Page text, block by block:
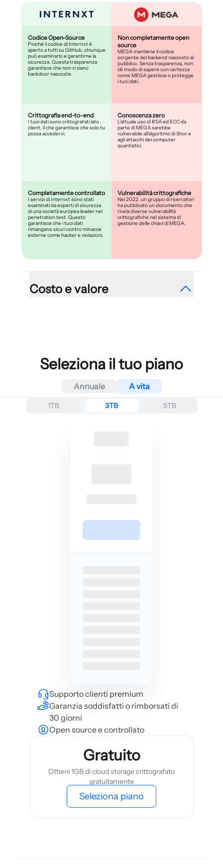
Codice Open-Source
Poiché il codice di Internxt è
aperto a tutti su GitHub, chiunque
può esaminarlo e garantirne la
sicurezza. Questa trasparenza
garantisce che non ci siano
backdoor nascoste.
Crittografia end-to-end
I tuoi dati sono crittografati lato
client, il che garantisce che solo tu
possa accedervi.
Completamente controllato
I servizi di Internxt sono stati
esaminati da esperti di sicurezza
di una società europea leader nei
penetration test. Questo
garantisce che i tuoi dati
rimangano sicuri contro minacce
esterne come hacker e violazioni.
Non completamente open
source
MEGA mantiene il codice
sorgente del backend nascosto al
pubblico. Senza trasparenza, non
c'è modo di sapere con certezza
come MEGA gestisce o protegge
i tuoi dati.
Conoscenza zero
L'attuale uso di RSA ed ECC da
parte di MEGA sarebbe
vulnerabile all'algoritmo di Shor e
agli attacchi dei computer
quantistici.
Vulnerabilità crittografiche
Nel 2022, un gruppo di ricercatori
ha pubblicato un documento che
rivela diverse vulnerabilità
crittografiche nel sistema di
gestione delle chiavi di MEGA.
Costo e valore
Protezione completa Accesso alle funzionalità
Seleziona il tuo piano
Annuale A vita
1TB 3TB 5TB
Supporto clienti premium
Garanzia soddisfatti o rimborsati di
30 giorni
Open source e controllato
Gratuito
Ottieni 1GB di cloud storage crittografato
gratuitamente
Seleziona piano